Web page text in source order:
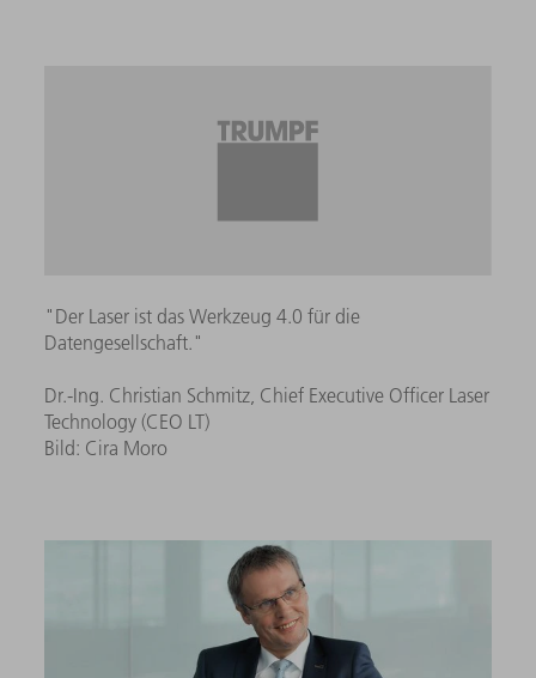
"Der Laser ist das Werkzeug 4.0 für die
Datengesellschaft."
Dr.-Ing. Christian Schmitz, Chief Executive Officer Laser
Technology (CEO LT)
Bild: Cira Moro